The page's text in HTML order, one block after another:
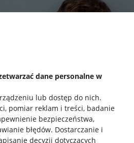
dane personalne w
lub dostęp do nich.
pomiar reklam i treści, badanie
bezpieczeństwa,
błędów. Dostarczanie i
decyzji dotyczących